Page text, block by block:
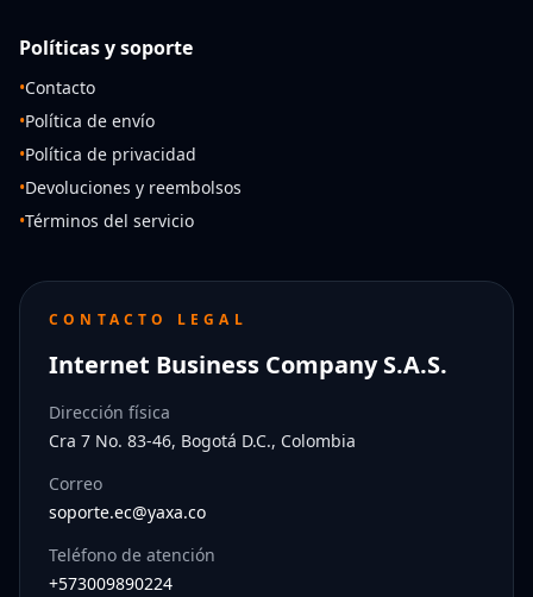
Políticas y soporte
•Contacto
•Política de envío
•Política de privacidad
•Devoluciones y reembolsos
•Términos del servicio
CONTACTO LEGAL
Internet Business Company S.A.S.
Dirección física
Cra 7 No. 83-46, Bogotá D.C., Colombia
Correo
soporte.ec@yaxa.co
Teléfono de atención
+573009890224